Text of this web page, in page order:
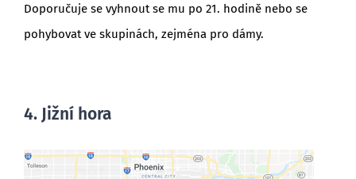
Doporučuje se vyhnout se mu po 21. hodině nebo se
pohybovat ve skupinách, zejména pro dámy.
4. Jižní hora